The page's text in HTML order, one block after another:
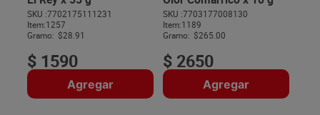
SKU :7702175111231
Item:1257
Gramo: $28.91
$ 1590
Agregar
SKU :7703177008130
Item:1189
Gramo: $265.00
$ 2650
Agregar